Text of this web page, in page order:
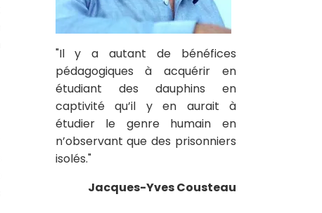
"Il y a autant de bénéfices
pédagogiques à acquérir en
étudiant des dauphins en
captivité qu’il y en aurait à
étudier le genre humain en
n’observant que des prisonniers
isolés."
Jacques-Yves Cousteau